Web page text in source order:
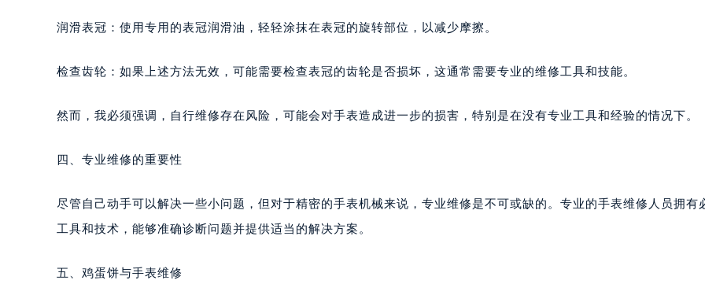
润滑表冠：使用专用的表冠润滑油，轻轻涂抹在表冠的旋转部位，以减少摩擦。
检查齿轮：如果上述方法无效，可能需要检查表冠的齿轮是否损坏，这通常需要专业的维修工具和技能。
然而，我必须强调，自行维修存在风险，可能会对手表造成进一步的损害，特别是在没有专业工具和经验的情况下。
四、专业维修的重要性
尽管自己动手可以解决一些小问题，但对于精密的手表机械来说，专业维修是不可或缺的。专业的手表维修人员拥有
工具和技术，能够准确诊断问题并提供适当的解决方案。
五、鸡蛋饼与手表维修